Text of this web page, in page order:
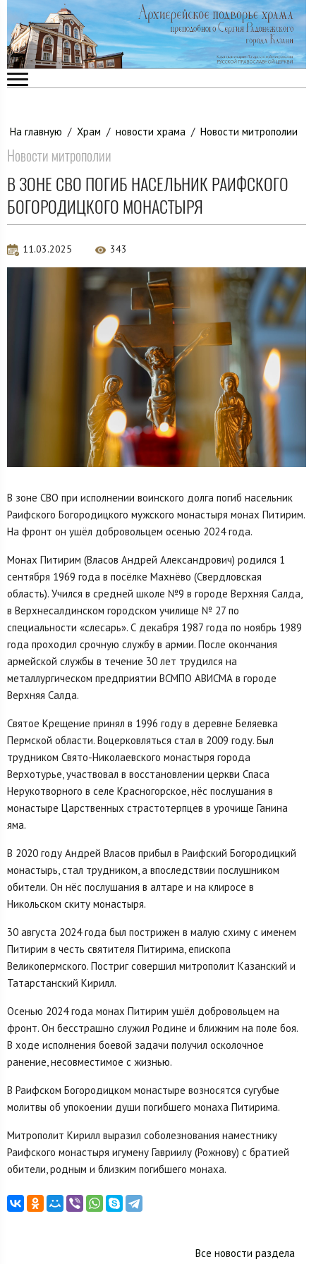
На главную / Храм / новости храма / Новости митрополии
Новости митрополии
В ЗОНЕ СВО ПОГИБ НАСЕЛЬНИК РАИФСКОГО
БОГОРОДИЦКОГО МОНАСТЫРЯ
11.03.2025 343
В зоне СВО при исполнении воинского долга погиб насельник
Раифского Богородицкого мужского монастыря монах Питирим.
На фронт он ушёл добровольцем осенью 2024 года.
Монах Питирим (Власов Андрей Александрович) родился 1
сентября 1969 года в посёлке Махнёво (Свердловская
область). Учился в средней школе №9 в городе Верхняя Салда,
в Верхнесалдинском городском училище № 27 по
специальности «слесарь». С декабря 1987 года по ноябрь 1989
года проходил срочную службу в армии. После окончания
армейской службы в течение 30 лет трудился на
металлургическом предприятии ВСМПО АВИСМА в городе
Верхняя Салда.
Святое Крещение принял в 1996 году в деревне Беляевка
Пермской области. Воцерковляться стал в 2009 году. Был
трудником Свято-Николаевского монастыря города
Верхотурье, участвовал в восстановлении церкви Спаса
Нерукотворного в селе Красногорское, нёс послушания в
монастыре Царственных страстотерпцев в урочище Ганина
яма.
В 2020 году Андрей Власов прибыл в Раифский Богородицкий
монастырь, стал трудником, а впоследствии послушником
обители. Он нёс послушания в алтаре и на клиросе в
Никольском скиту монастыря.
30 августа 2024 года был пострижен в малую схиму с именем
Питирим в честь святителя Питирима, епископа
Великопермского. Постриг совершил митрополит Казанский и
Татарстанский Кирилл.
Осенью 2024 года монах Питирим ушёл добровольцем на
фронт. Он бесстрашно служил Родине и ближним на поле боя.
В ходе исполнения боевой задачи получил осколочное
ранение, несовместимое с жизнью.
В Раифском Богородицком монастыре возносятся сугубые
молитвы об упокоении души погибшего монаха Питирима.
Митрополит Кирилл выразил соболезнования наместнику
Раифского монастыря игумену Гавриилу (Рожнову) с братией
обители, родным и близким погибшего монаха.
Все новости раздела